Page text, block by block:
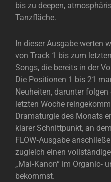
bis zu deepen,
Tanzfläche.
In dieser Ausgabe werten
von Track 1 bis zum
Songs, die bereits in der
Die Positionen 1 bis 21
Neuheiten, darunter
letzten Woche
Dramaturgie des Monats
klarer Schnittpunkt, an
FLOW‑Ausgabe
zugleich einen
„Mai‑Kanon“ im Organic‑
bekommst.